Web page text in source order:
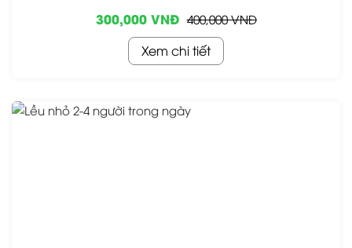
300,000 VNĐ 400,000 VNĐ
Xem chi tiết